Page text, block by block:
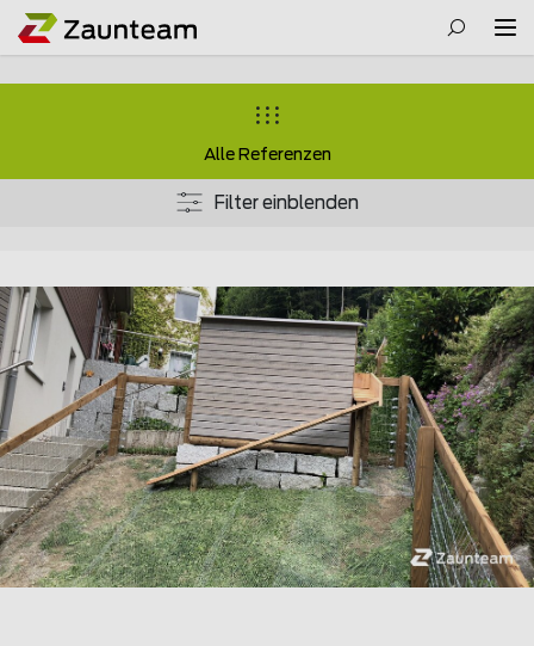
Alle Referenzen
Filter einblenden